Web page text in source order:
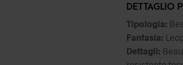
DETTAGLIO
Tipologia:
Fantasia:
Dettagli: